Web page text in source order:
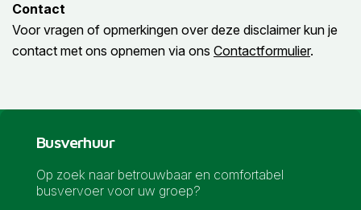
Contact
Voor vragen of opmerkingen over deze disclaimer kun je
contact met ons opnemen via ons Contactformulier.
Busverhuur
Op zoek naar betrouwbaar en comfortabel
busvervoer voor uw groep?